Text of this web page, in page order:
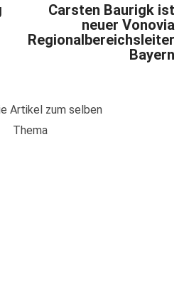
Carsten Baurigk ist
neuer Vonovia
Regionalbereichsleiter
Bayern
Artikel zum selben
Thema